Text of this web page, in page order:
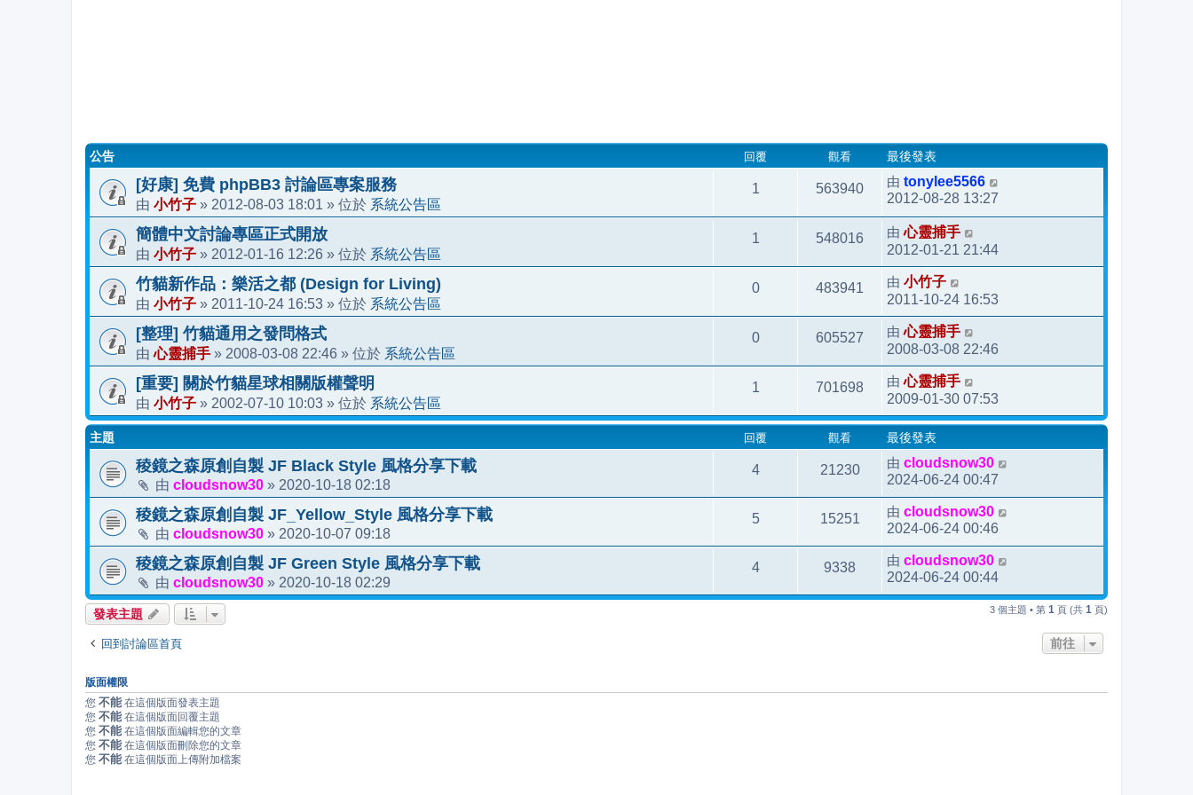
公告 回覆 觀看 最後發表
[好康] 免費 phpBB3 討論區專案服務
由 小竹子 » 2012-08-03 18:01 » 位於 系統公告區
1 563940 由 tonylee5566
2012-08-28 13:27
簡體中文討論專區正式開放
由 小竹子 » 2012-01-16 12:26 » 位於 系統公告區
1 548016 由心靈捕手
2012-01-21 21:44
竹貓新作品：樂活之都 (Design for Living)
由 小竹子 » 2011-10-24 16:53 » 位於 系統公告區
0 483941 由 小竹子
2011-10-24 16:53
[整理] 竹貓通用之發問格式
由心靈捕手 » 2008-03-08 22:46 » 位於 系統公告區
0 605527 由心靈捕手
2008-03-08 22:46
[重要] 關於竹貓星球相關版權聲明
由 小竹子 » 2002-07-10 10:03 » 位於 系統公告區
1 701698 由心靈捕手
2009-01-30 07:53
主題 回覆 觀看 最後發表
稜鏡之森原創自製 JF Black Style 風格分享下載
由 cloudsnow30 » 2020-10-18 02:18
4 21230 由 cloudsnow30
2024-06-24 00:47
稜鏡之森原創自製 JF_Yellow_Style 風格分享下載
由 cloudsnow30 » 2020-10-07 09:18
5 15251 由 cloudsnow30
2024-06-24 00:46
稜鏡之森原創自製 JF Green Style 風格分享下載
由 cloudsnow30 » 2020-10-18 02:29
4 9338 由 cloudsnow30
2024-06-24 00:44
發表主題 3 個主題 • 第 1 頁 (共 1 頁)
回到討論區首頁 前往
版面權限
您 不能 在這個版面發表主題
您 不能 在這個版面回覆主題
您 不能 在這個版面編輯您的文章
您 不能 在這個版面刪除您的文章
您 不能 在這個版面上傳附加檔案